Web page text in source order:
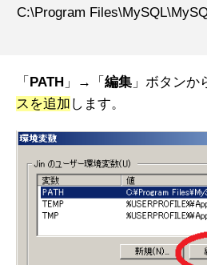
C:\Program
「 PATH 」→「 編集 」ボタンか
スを追加 します。